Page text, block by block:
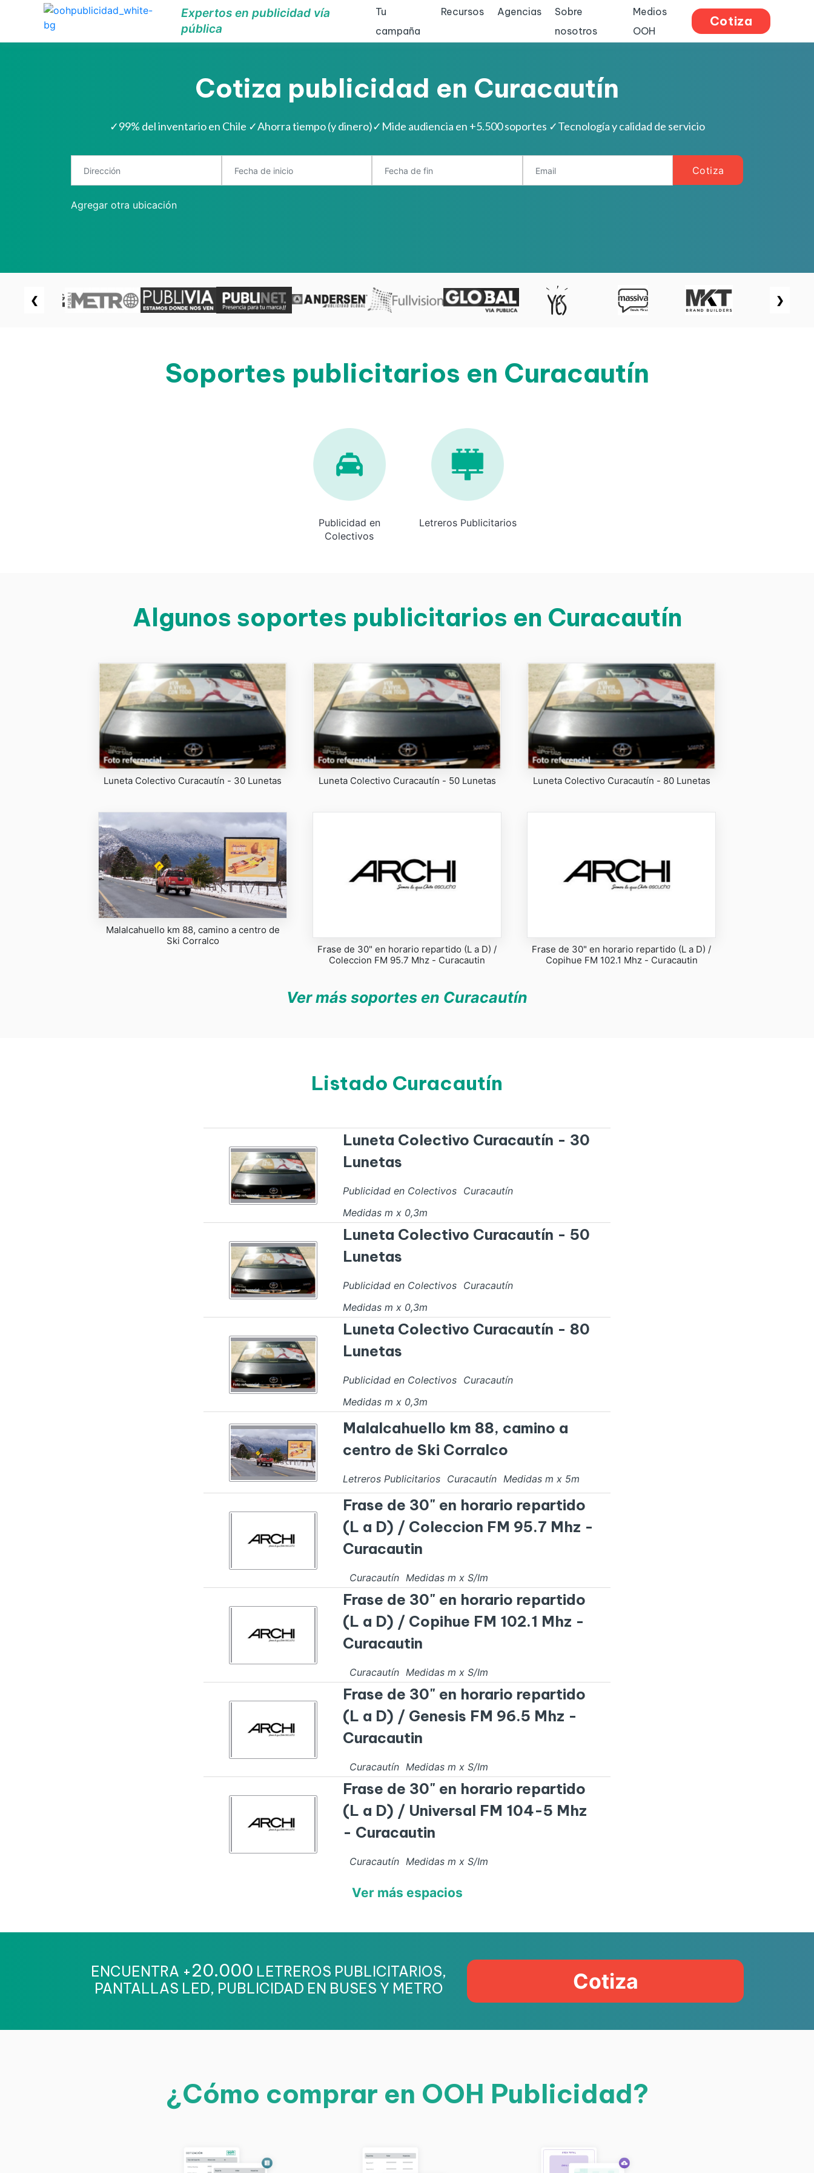
Expertos en publicidad vía
pública
Tu
campaña
Recursos Agencias
Sobre
nosotros
Medios
OOH
Cotiza
Cotiza publicidad en Curacautín
✓99% del inventario en Chile ✓Ahorra tiempo (y dinero)✓ Mide audiencia en +5.500 soportes ✓Tecnología y calidad de servicio
Cotiza
Agregar otra ubicación
❮ ❯
Soportes publicitarios en Curacautín
Publicidad en
Colectivos
Letreros Publicitarios
Algunos soportes publicitarios en Curacautín
Luneta Colectivo Curacautín - 30 Lunetas Luneta Colectivo Curacautín - 50 Lunetas Luneta Colectivo Curacautín - 80 Lunetas
Malalcahuello km 88, camino a centro de
Ski Corralco
Frase de 30" en horario repartido (L a D) /
Coleccion FM 95.7 Mhz - Curacautin
Frase de 30" en horario repartido (L a D) /
Copihue FM 102.1 Mhz - Curacautin
Ver más soportes en Curacautín
Listado Curacautín
Luneta Colectivo Curacautín - 30
Lunetas
Publicidad en Colectivos Curacautín
Medidas m x 0,3m
Luneta Colectivo Curacautín - 50
Lunetas
Publicidad en Colectivos Curacautín
Medidas m x 0,3m
Luneta Colectivo Curacautín - 80
Lunetas
Publicidad en Colectivos Curacautín
Medidas m x 0,3m
Malalcahuello km 88, camino a
centro de Ski Corralco
Letreros Publicitarios Curacautín Medidas m x 5m
Frase de 30" en horario repartido
(L a D) / Coleccion FM 95.7 Mhz -
Curacautin
Curacautín Medidas m x S/Im
Frase de 30" en horario repartido
(L a D) / Copihue FM 102.1 Mhz -
Curacautin
Curacautín Medidas m x S/Im
Frase de 30" en horario repartido
(L a D) / Genesis FM 96.5 Mhz -
Curacautin
Curacautín Medidas m x S/Im
Frase de 30" en horario repartido
(L a D) / Universal FM 104-5 Mhz
- Curacautin
Curacautín Medidas m x S/Im
Ver más espacios
ENCUENTRA +20.000 LETREROS PUBLICITARIOS,
PANTALLAS LED, PUBLICIDAD EN BUSES Y METRO
Cotiza
¿Cómo comprar en OOH Publicidad?